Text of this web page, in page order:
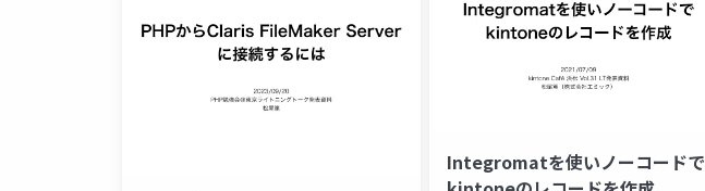
Integromatを使いノーコードで